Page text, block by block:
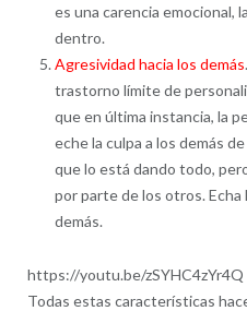
es una carencia emocional,
dentro.
Agresividad hacia los demás
trastorno límite de
que en última instancia, la
eche la culpa a los demás
que lo está dando todo,
por parte de los otros. Echa
demás.
https://youtu.be/zSYHC4zYr4Q
Todas estas características